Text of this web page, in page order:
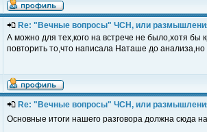
Re: "Вечные вопросы" ЧСН, или
А можно для тех,кого на встрече не было,хотя бы
повторить то,что написала Наташе до анализа,но
Re: "Вечные вопросы" ЧСН, или
Основные итоги нашего разговора должна сюда